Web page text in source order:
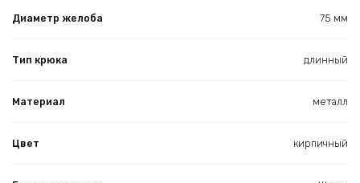
Диаметр желоба 75 мм
Тип крюка длинный
Материал металл
Цвет кирпичный